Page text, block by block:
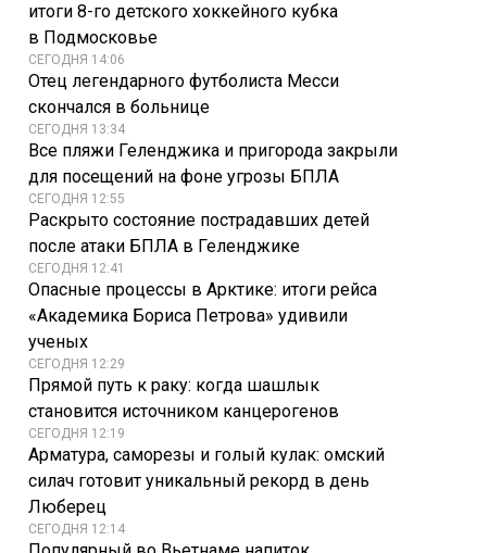
итоги 8-го детского хоккейного кубка
в Подмосковье
СЕГОДНЯ 14:06
Отец легендарного футболиста Месси
скончался в больнице
СЕГОДНЯ 13:34
Все пляжи Геленджика и пригорода закрыли
для посещений на фоне угрозы БПЛА
СЕГОДНЯ 12:55
Раскрыто состояние пострадавших детей
после атаки БПЛА в Геленджике
СЕГОДНЯ 12:41
Опасные процессы в Арктике: итоги рейса
«Академика Бориса Петрова» удивили
ученых
СЕГОДНЯ 12:29
Прямой путь к раку: когда шашлык
становится источником канцерогенов
СЕГОДНЯ 12:19
Арматура, саморезы и голый кулак: омский
силач готовит уникальный рекорд в день
Люберец
СЕГОДНЯ 12:14